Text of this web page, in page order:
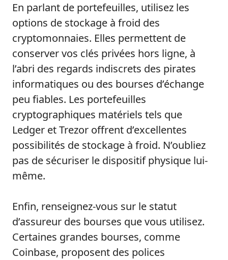
En parlant de portefeuilles, utilisez les
options de stockage à froid des
cryptomonnaies. Elles permettent de
conserver vos clés privées hors ligne, à
l’abri des regards indiscrets des pirates
informatiques ou des bourses d’échange
peu fiables. Les portefeuilles
cryptographiques matériels tels que
Ledger et Trezor offrent d’excellentes
possibilités de stockage à froid. N’oubliez
pas de sécuriser le dispositif physique lui-
même.
Enfin, renseignez-vous sur le statut
d’assureur des bourses que vous utilisez.
Certaines grandes bourses, comme
Coinbase, proposent des polices